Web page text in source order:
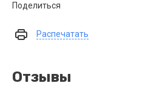
Поделиться
Распечатать
Отзывы